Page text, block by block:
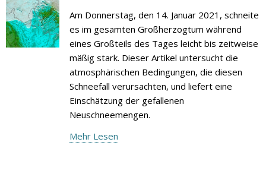
Am Donnerstag, den 14. Januar 2021, schneite
es im gesamten Großherzogtum während
eines Großteils des Tages leicht bis zeitweise
mäßig stark. Dieser Artikel untersucht die
atmosphärischen Bedingungen, die diesen
Schneefall verursachten, und liefert eine
Einschätzung der gefallenen
Neuschneemengen.
Mehr Lesen